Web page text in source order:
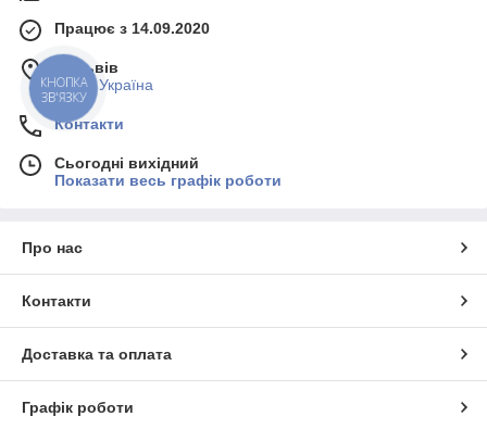
Працює з 14.09.2020
м. Львів
Львів, Україна
Контакти
Сьогодні вихідний
Показати весь графік роботи
Про нас
Контакти
Доставка та оплата
Графік роботи
КНОПКА
ЗВ'ЯЗКУ